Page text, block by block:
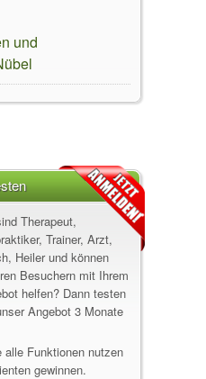
und
Therapeut,
Trainer, Arzt,
Heiler und können
Besuchern mit Ihrem
helfen? Dann testen
Angebot 3 Monate
Funktionen nutzen
gewinnen.